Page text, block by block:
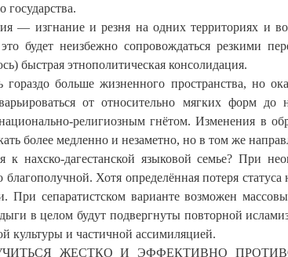
государства.
— изгнание и резня на одних территориях и
будет неизбежно сопровождаться резкими
быстрая этнополитическая консолидация.
больше жизненного пространства, но
от относительно мягких форм до
религиозным гнётом. Изменения в
более медленно и незаметно, но в том же
нахско-дагестанской языковой семье? При
Хотя определённая потеря статуса
При сепаратистском варианте возможен
в целом будут подвергнуты повторной
культуры и частичной ассимиляцией.
НАУЧИТЬСЯ ЖЕСТКО И ЭФФЕКТИВНО